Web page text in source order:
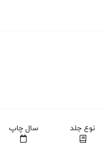
نوع جلد سال چاپ